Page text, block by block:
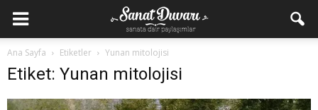
Ana Sayfa Etiketler Yunan mitolojisi
Etiket: Yunan mitolojisi